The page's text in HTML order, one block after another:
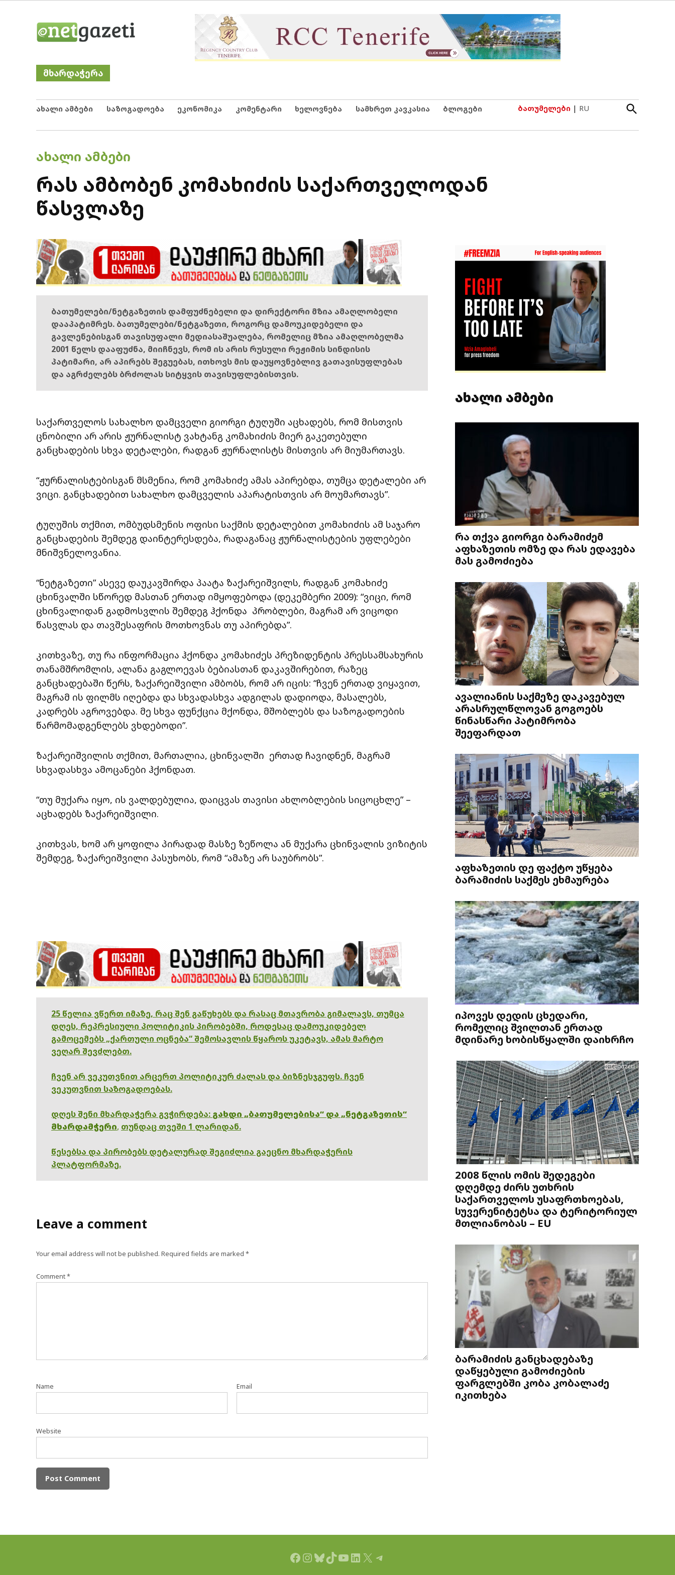
Netgazeti
მხარდაჭერა
ახალი ამბები საზოგადოება ეკონომიკა კომენტარი ხელოვნება სამხრეთ კავკასია ბლოგები ბათუმელები | RU
Open
Search
POSTED
ᲐᲮᲐᲚᲘ ᲐᲛᲑᲔᲑᲘ
რას ამბობენ კომახიძის საქართველოდან
წასვლაზე
ბათუმელები/ნეტგაზეთის დამფუძნებელი და დირექტორი მზია ამაღლობელი
დააპატიმრეს. ბათუმელები/ნეტგაზეთი, როგორც დამოუკიდებელი და
გავლენებისგან თავისუფალი მედიასაშუალება, რომელიც მზია ამაღლობელმა
2001 წელს დააფუძნა, მიიჩნევს, რომ ის არის რუსული რეჟიმის სინდისის
პატიმარი, არ აპირებს შეგუებას, ითხოვს მის დაუყოვნებლივ გათავისუფლებას
და აგრძელებს ბრძოლას სიტყვის თავისუფლებისთვის.
საქართველოს სახალხო დამცველი გიორგი ტუღუში აცხადებს, რომ მისთვის
ცნობილი არ არის ჟურნალისტ ვახტანგ კომახიძის მიერ გაკეთებული
განცხადების სხვა დეტალები, რადგან ჟურნალისტს მისთვის არ მიუმართავს.
“ჟურნალისტებისგან მსმენია, რომ კომახიძე ამას აპირებდა, თუმცა დეტალები არ
ვიცი. განცხადებით სახალხო დამცველის აპარატისთვის არ მოუმართავს”.
ტუღუშის თქმით, ომბუდსმენის ოფისი საქმის დეტალებით კომახიძის ამ საჯარო
განცხადების შემდეგ დაინტერესდება, რადაგანაც ჟურნალისტების უფლებები
მნიშვნელოვანია.
“ნეტგაზეთი” ასევე დაუკავშირდა პაატა ზაქარეიშვილს, რადგან კომახიძე
ცხინვალში სწორედ მასთან ერთად იმყოფებოდა (დეკემბერი 2009): “ვიცი, რომ
ცხინვალიდან გადმოსვლის შემდეგ ჰქონდა პრობლები, მაგრამ არ ვიცოდი
წასვლას და თავშესაფრის მოთხოვნას თუ აპირებდა”.
კითხვაზე, თუ რა ინფორმაცია ჰქონდა კომახიძეს პრეზიდენტის პრესსამსახურის
თანამშრომლის, ალანა გაგლოევას ბებიასთან დაკავშირებით, რაზეც
განცხადებაში წერს, ზაქარეიშვილი ამბობს, რომ არ იცის: “ჩვენ ერთად ვიყავით,
მაგრამ ის ფილმს იღებდა და სხვადასხვა ადგილას დადიოდა, მასალებს,
კადრებს აგროვებდა. მე სხვა ფუნქცია მქონდა, მშობლებს და საზოგადოების
წარმომადგენლებს ვხდებოდი”.
ზაქარეიშვილის თქმით, მართალია, ცხინვალში ერთად ჩავიდნენ, მაგრამ
სხვადასხვა ამოცანები ჰქონდათ.
“თუ მუქარა იყო, ის ვალდებულია, დაიცვას თავისი ახლობლების სიცოცხლე” –
აცხადებს ზაქარეიშვილი.
კითხვას, ხომ არ ყოფილა პირადად მასზე ზეწოლა ან მუქარა ცხინვალის ვიზიტის
შემდეგ, ზაქარეიშვილი პასუხობს, რომ “ამაზე არ საუბრობს”.
25 წელია ვწერთ იმაზე, რაც შენ გაწუხებს და რასაც მთავრობა გიმალავს, თუმცა
დღეს, რეპრესიული პოლიტიკის პირობებში, როდესაც დამოუკიდებელ
გამოცემებს „ქართული ოცნება“ შემოსავლის წყაროს უკეტავს, ამას მარტო
ვეღარ შევძლებთ.
ჩვენ არ ვეკუთვნით არცერთ პოლიტიკურ ძალას და ბიზნესჯგუფს. ჩვენ
ვეკუთვნით საზოგადოებას.
დღეს შენი მხარდაჭერა გვჭირდება: გახდი „ბათუმელებისა“ და „ნეტგაზეთის“
მხარდამჭერი, თუნდაც თვეში 1 ლარიდან.
წესებსა და პირობებს დეტალურად შეგიძლია გაეცნო მხარდაჭერის
პლატფორმაზე.
Leave a comment
Your email address will not be published. Required fields are marked *
Comment*
Name Email
Website
ახალი ამბები
რა თქვა გიორგი ბარამიძემ
აფხაზეთის ომზე და რას ედავება
მას გამოძიება
ავალიანის საქმეზე დაკავებულ
არასრულწლოვან გოგოებს
წინასწარი პატიმრობა
შეეფარდათ
აფხაზეთის დე ფაქტო უწყება
ბარამიძის საქმეს ეხმაურება
იპოვეს დედის ცხედარი,
რომელიც შვილთან ერთად
მდინარე ხობისწყალში დაიხრჩო
2008 წლის ომის შედეგები
დღემდე ძირს უთხრის
საქართველოს უსაფრთხოებას,
სუვერენიტეტსა და ტერიტორიულ
მთლიანობას – EU
ბარამიძის განცხადებაზე
დაწყებული გამოძიების
ფარგლებში კობა კობალაძე
იკითხება
Facebook
Instagram
Bluesky
TikTok
YouTube
LinkedIn
X Telegram